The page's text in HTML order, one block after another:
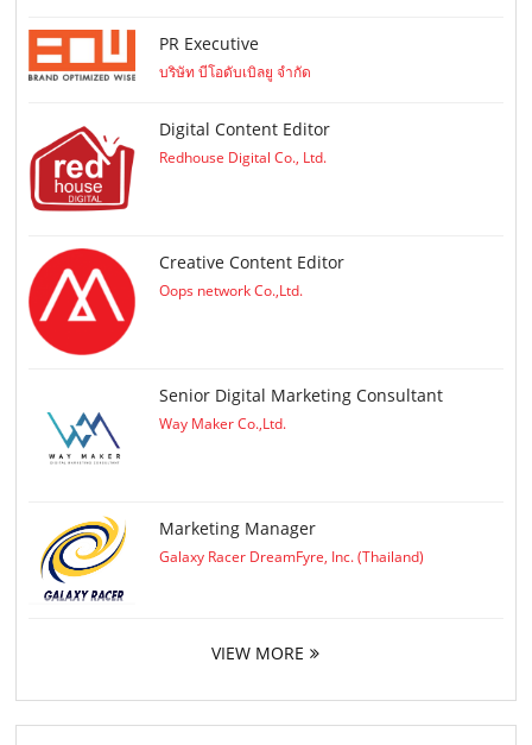
PR Executive
บริษัท บีโอดับเบิลยู จำกัด
Digital Content Editor
Redhouse Digital Co., Ltd.
Creative Content Editor
Oops network Co.,Ltd.
Senior Digital Marketing Consultant
Way Maker Co.,Ltd.
Marketing Manager
Galaxy Racer DreamFyre, Inc. (Thailand)
VIEW MORE